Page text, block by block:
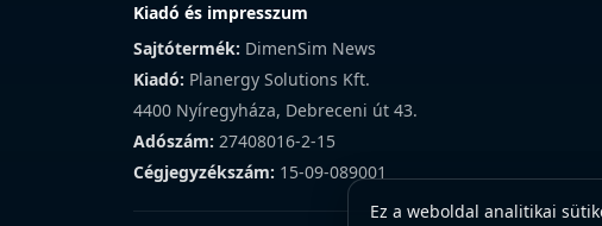
Ez a weboldal analitikai
Kiadó és impresszum
Sajtótermék: DimenSim News
Kiadó: Planergy Solutions Kft.
4400 Nyíregyháza, Debreceni út 43.
Adószám: 27408016-2-15
Cégjegyzékszám: 15-09-089001